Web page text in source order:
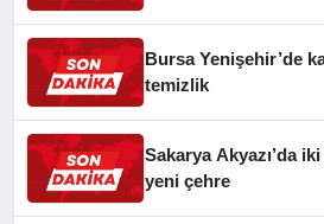
Bursa Yenişehir’de
temizlik
Sakarya Akyazı’da
yeni çehre